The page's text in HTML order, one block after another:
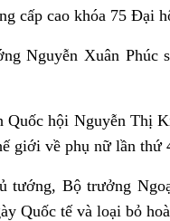
cấp cao khóa 75 Đại
Nguyễn Xuân Phúc
Quốc hội Nguyễn Thị
giới về phụ nữ lần thứ
tướng, Bộ trưởng
Quốc tế và loại bỏ